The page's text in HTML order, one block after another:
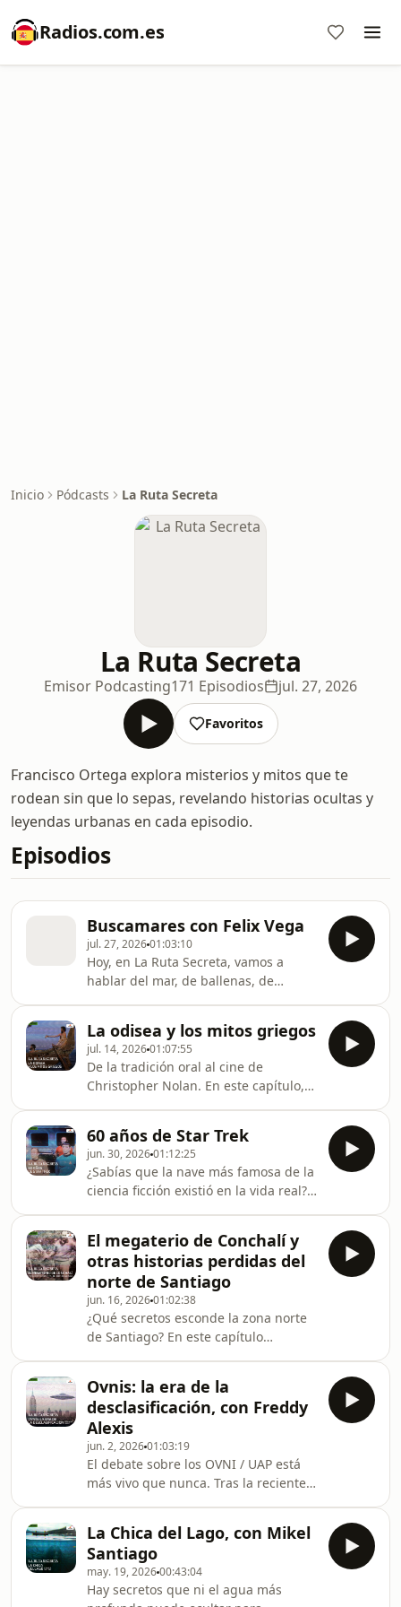
Radios.com.es
Inicio Pódcasts La Ruta Secreta
La Ruta Secreta
Emisor Podcasting171 Episodios jul. 27, 2026
Favoritos
Francisco Ortega explora misterios y mitos que te
rodean sin que lo sepas, revelando historias ocultas y
leyendas urbanas en cada episodio.
Episodios
Buscamares con Felix Vega
jul. 27, 202601:03:10
Hoy, en La Ruta Secreta, vamos a
hablar del mar, de ballenas, de
historias que parecen perseguir a sus
autores durante toda una vida.
Síguenos en RRSS La Ruta Secreta
Emisor Podcasting YouTube Hosted by
Simplecast, an AdsWizz company. See
https://pcm.adswizz.com for
information about our collection and
use of personal da
La odisea y los mitos griegos
jul. 14, 202601:07:55
De la tradición oral al cine de
Christopher Nolan. En este capítulo,
cultura occidental por casi 30 siglos.
Nos acompaña el historiador Gregorio
Gárate Smirnoff para desentrañar los
mitos, monstruos y dioses detrás del
viaje de Ulises y analizar su relevancia
hoy. Síguenos en RRSS La Ruta
60 años de Star Trek
jun. 30, 202601:12:25
¿Sabías que la nave más famosa de la
ciencia ficción existió en la vida real?
inspiraron Star Trek. Junto al
historiador Cristóbal García-Huidobro,
exploramos este cruce perfecto entre
tecnología, Guerra Fría y cultura pop.
Síguenos en RRSS La Ruta Secreta
Emisor Podcasting YouTube Hosted by
Simplecast, an AdsWizz company. See
El megaterio de Conchalí y
otras historias perdidas del
norte de Santiago
jun. 16, 202601:02:38
¿Qué secretos esconde la zona norte
de Santiago? En este capítulo
Historias Perdidas de la Zona Norte
de Santiago, un recorrido por
misterios históricos, leyendas
urbanas, personajes olvidados y
hallazgos sorprendentes que forman
parte de la memoria oculta de la
capital. Síguenos en RRSS La Ruta
Secreta Emisor Podcasting You
Ovnis: la era de la
desclasificación, con Freddy
Alexis
jun. 2, 202601:03:19
El debate sobre los OVNI / UAP está
más vivo que nunca. Tras la reciente
trata de una distracción política...
pero ¿las fechas realmente coinciden?
En este capítulo nos acompaña
Freddy Alexis, experto en cultura
La Chica del Lago, con Mikel
Santiago
may. 19, 202600:43:04
Hay secretos que ni el agua más